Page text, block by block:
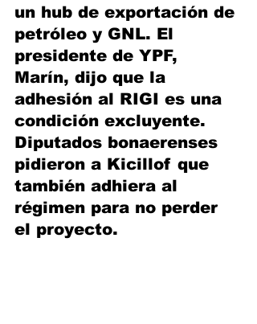
un hub de exportación de
petróleo y GNL. El
presidente de YPF,
Marín, dijo que la
adhesión al RIGI es una
condición excluyente.
Diputados bonaerenses
pidieron a Kicillof que
también adhiera al
régimen para no perder
el proyecto.